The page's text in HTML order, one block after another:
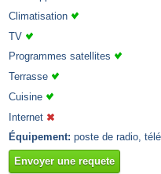
Climatisation
TV
Programmes satellites
Terrasse
Cuisine
Internet
Équipement: poste de radio,
Envoyer une requete